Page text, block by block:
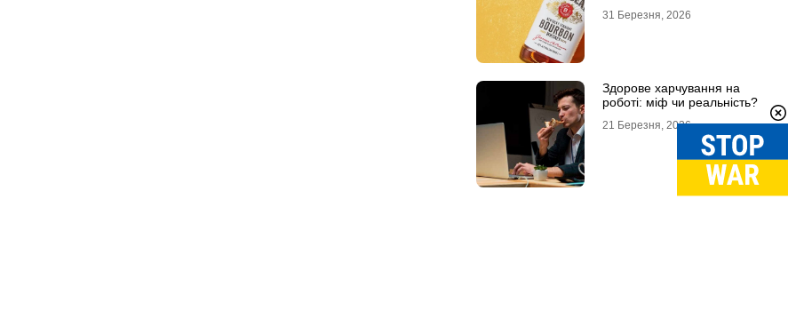
31 Березня, 2026
Здорове харчування на
роботі: міф чи реальність?
21 Березня, 2026